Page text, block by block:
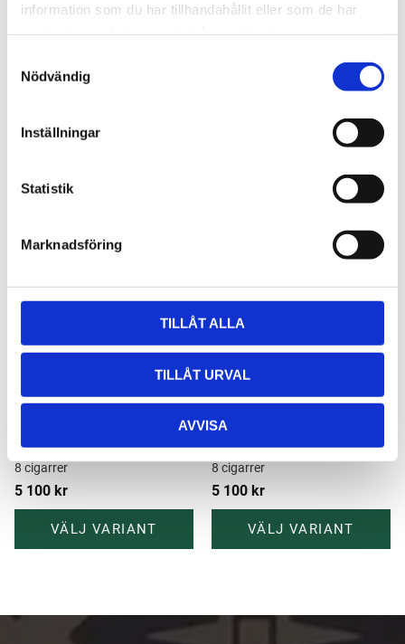
information som du har tillhandahållit eller som de har
Nödvändig
Inställningar
Statistik
Marknadsföring
TILLÅT ALLA
TILLÅT URVAL
AVVISA
Mått
Om tillverkaren
Resehumidor Svart
8 cigarrer
5 100 kr
S.T. Dupont
Resehumidor Khaki
8 cigarrer
5 100 kr
Lägg